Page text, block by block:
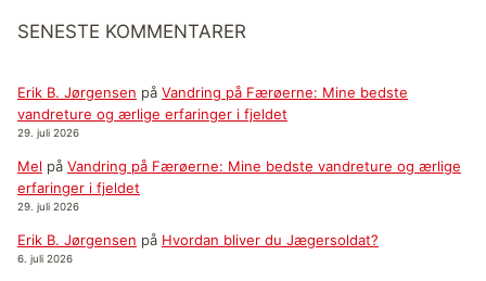
SENESTE KOMMENTARER
Erik B. Jørgensen på Vandring på Færøerne: Mine bedste
vandreture og ærlige erfaringer i fjeldet
29. juli 2026
Mel på Vandring på Færøerne: Mine bedste vandreture og ærlige
erfaringer i fjeldet
29. juli 2026
Erik B. Jørgensen på Hvordan bliver du Jægersoldat?
6. juli 2026